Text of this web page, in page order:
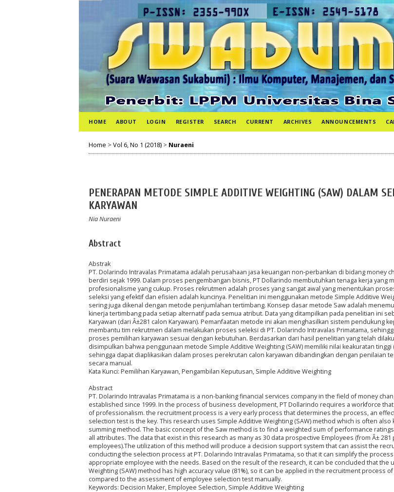
HOME ABOUT LOGIN REGISTER SEARCH CURRENT ARCHIVES ANNOUNCEMENTS
Home > Vol 6, No 1 (2018) > Nuraeni
PENERAPAN METODE SIMPLE ADDITIVE WEIGHTING (SAW) DALAM
KARYAWAN
Nia Nuraeni
Abstract
Abstrak
PT. Dolarindo Intravalas Primatama adalah perusahaan jasa keuangan non-perbankan di bidang money
berdiri sejak 1999. Dalam proses pengembangan bisnis, PT Dollarindo membutuhkan tenaga kerja yang
profesionalisme yang cukup. Proses rekrutmen adalah proses yang sangat awal yang menentukan
seleksi yang efektif dan efisien adalah kuncinya. Penelitian ini menggunakan metode Simple Additive
sering juga dikenal dengan metode penjumlahan tertimbang. Konsep dasar metode Saw adalah
kinerja tertimbang pada setiap alternatif pada semua atribut. Data yang ditampilkan pada penelitian ini
Karyawan (dari Â±281 calon Karyawan). Pemanfaatan metode ini akan menghasilkan sistem pendukung
membantu tim rekrutmen dalam melakukan proses seleksi di PT. Dolarindo Intravalas Primatama,
proses pemilihan karyawan sesuai dengan kebutuhan. Berdasarkan dari hasil penelitian yang telah
disimpulkan bahwa penggunaan metode Simple Additive Weighting (SAW) memiliki nilai keakuratan tinggi
sehingga dapat diaplikasikan dalam proses perekrutan calon karyawan dibandingkan dengan penilaian
secara manual.
Kata Kunci: Pemilihan Karyawan, Pengambilan Keputusan, Simple Additive Weighting
Abstract
PT. Dolarindo Intravalas Primatama is a non-banking financial services company in the field of money
established since 1999. In the process of business development, PT Dollarindo requires a workforce
of professionalism. the recruitment process is a very early process that determines the process, an
selection test is the key. This research uses Simple Additive Weighting (SAW) method which is often
summing method. The basic concept of the Saw method is to find a weighted sum of performance
all attributes. The data that exist in this research as many as 30 data prospective Employees (from Â± 281
employees).The utilization of this method will produce a decision support system that can assist the
conducting the selection process at PT. Dolarindo Intravalas Primatama, so that it can simplify the
appropriate employee with the needs. Based on the result of the research, it can be concluded that the
Weighting (SAW) method has high accuracy value (81%), so it can be applied in the recruitment process
compared to the assessment of employee selection test manually.
Keywords: Decision Maker, Employee Selection, Simple Additive Weighting